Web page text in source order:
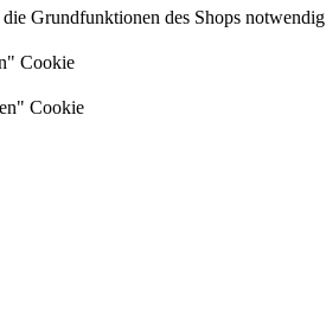
Grundfunktionen des Shops
Cookie
Cookie